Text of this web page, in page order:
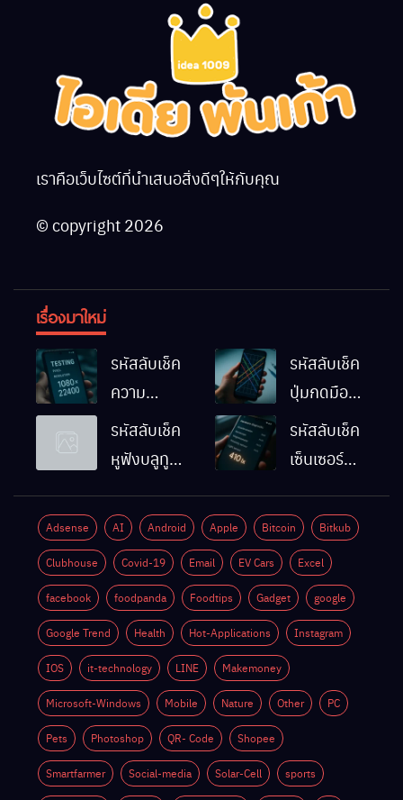
เราคือเว็บไซต์ที่นำเสนอสิ่งดีๆให้กับคุณ
© copyright 2026
เรื่องมาใหม่
รหัสลับเช็ค
ความ
ละเอียดหน้า
จอมือถือ
รหัสลับเช็ค
ปุ่มกดมือถือ
Android
ทำงานปกติ
รหัสลับเช็ค
หูฟังบลูทูธ
Android
ด้วยตัวเอง
รหัสลับเช็ค
เซ็นเซอร์
Android
ทำงานปกติ
ไหม
Adsense AI Android Apple Bitcoin Bitkub
Clubhouse Covid-19 Email EV Cars Excel
facebook foodpanda Foodtips Gadget google
Google Trend Health Hot-Applications Instagram
IOS it-technology LINE Makemoney
Microsoft-Windows Mobile Nature Other PC
Pets Photoshop QR- Code Shopee
Smartfarmer Social-media Solar-Cell sports